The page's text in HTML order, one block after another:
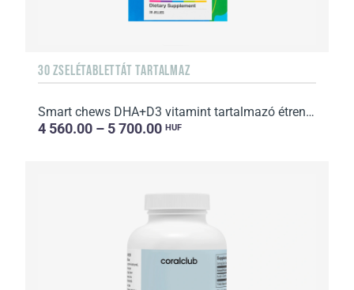
30 ZSELÉTABLETTÁT TARTALMAZ
Smart chews DHA+D3 vitamint tartalmazó étrend-kiegészítő zselétabletta édesítőszerekkel
4 560.00 – 5 700.00 HUF